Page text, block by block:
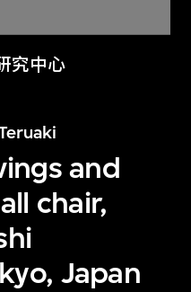
究中心
and
chair,
Japan